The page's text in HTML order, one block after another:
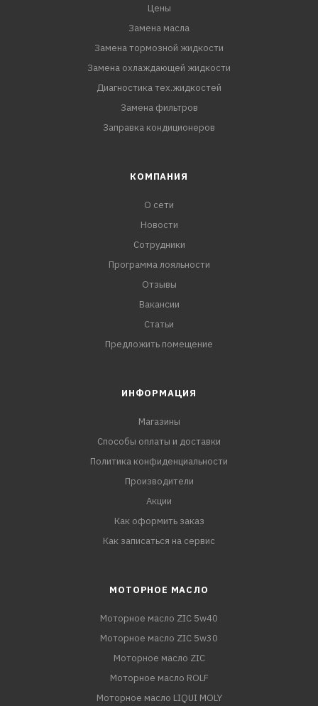
Цены
Замена масла
Замена тормозной жидкости
Замена охлаждающей жидкости
Диагностика тех.жидкостей
Замена фильтров
Заправка кондиционеров
КОМПАНИЯ
О сети
Новости
Сотрудники
Программа лояльности
Отзывы
Вакансии
Статьи
Предложить помещение
ИНФОРМАЦИЯ
Магазины
Способы оплаты и доставки
Политика конфиденциальности
Производители
Акции
Как оформить заказ
Как записаться на сервис
МОТОРНОЕ МАСЛО
Моторное масло ZIC 5w40
Моторное масло ZIC 5w30
Моторное масло ZIC
Моторное масло ROLF
Моторное масло LIQUI MOLY